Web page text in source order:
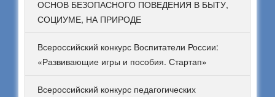
ОСНОВ БЕЗОПАСНОГО ПОВЕДЕНИЯ В БЫТУ,
СОЦИУМЕ, НА ПРИРОДЕ
Всероссийский конкурс Воспитатели России:
«Развивающие игры и пособия. Стартап»
Всероссийский конкурс педагогических